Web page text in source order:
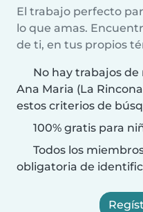
El trabajo perfecto
lo que amas.
de ti, en tus propios
No hay trabajos
Ana Maria (La
estos criterios de
100% gratis para
Todos los
obligatoria de